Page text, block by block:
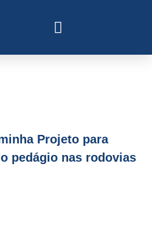
Projeto para
pedágio nas rodovias